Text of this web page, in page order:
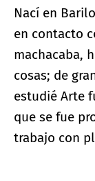
Nací en
en contacto
machacaba,
cosas; de
estudié Arte
que se fue
trabajo con